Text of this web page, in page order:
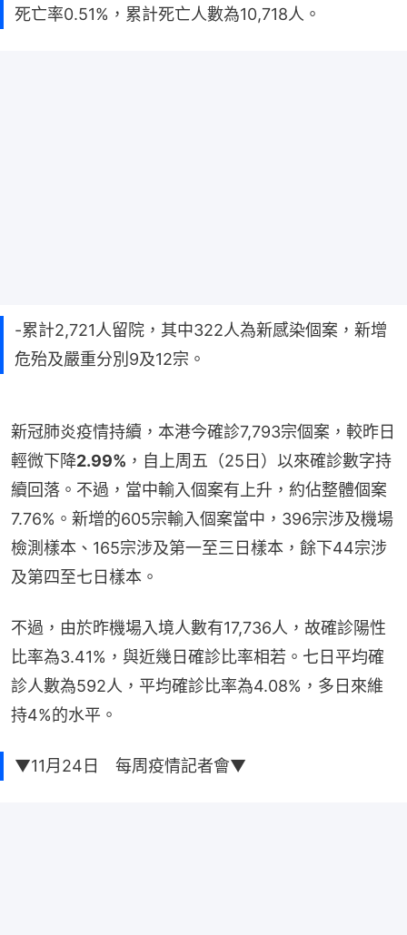
死亡率0.51%，累計死亡人數為10,718人。
-累計2,721人留院，其中322人為新感染個案，新增
危殆及嚴重分別9及12宗。
新冠肺炎疫情持續，本港今確診7,793宗個案，較昨日
輕微下降2.99% ，自上周五（25日）以來確診數字持
續回落。不過，當中輸入個案有上升，約佔整體個案
7.76%。新增的605宗輸入個案當中，396宗涉及機場
檢測樣本、165宗涉及第一至三日樣本，餘下44宗涉
及第四至七日樣本。
不過，由於昨機場入境人數有17,736人，故確診陽性
比率為3.41%，與近幾日確診比率相若。七日平均確
診人數為592人，平均確診比率為4.08%，多日來維
持4%的水平。
▼11月24日 每周疫情記者會▼